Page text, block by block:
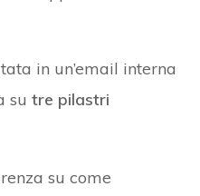
in un’email interna
sutre pilastri
su come